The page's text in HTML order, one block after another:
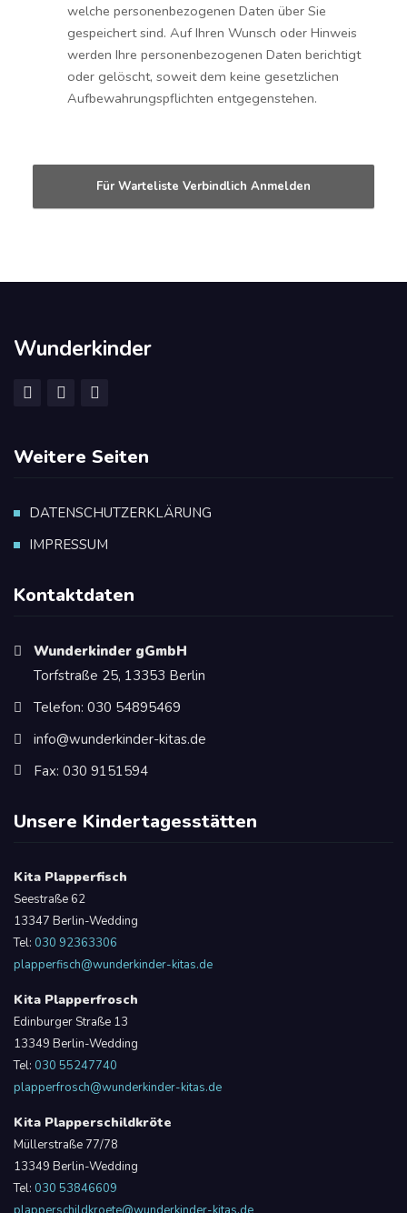
welche personenbezogenen Daten über Sie
gespeichert sind. Auf Ihren Wunsch oder Hinweis
werden Ihre personenbezogenen Daten berichtigt
oder gelöscht, soweit dem keine gesetzlichen
Aufbewahrungspflichten entgegenstehen.
Wunderkinder
Weitere Seiten
DATENSCHUTZERKLÄRUNG
IMPRESSUM
Kontaktdaten
Wunderkinder gGmbH
Torfstraße 25, 13353 Berlin
Telefon: 030 54895469
info@wunderkinder-kitas.de
Fax: 030 9151594
Unsere Kindertagesstätten
Kita Plapperfisch
Seestraße 62
13347 Berlin-Wedding
Tel: 030 92363306
plapperfisch@wunderkinder-kitas.de
Kita Plapperfrosch
Edinburger Straße 13
13349 Berlin-Wedding
Tel: 030 55247740
plapperfrosch@wunderkinder-kitas.de
Kita Plapperschildkröte
Müllerstraße 77/78
13349 Berlin-Wedding
Tel: 030 53846609